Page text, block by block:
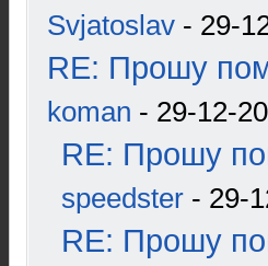
Svjatoslav - 29-
RE: Прошу
koman - 29-12-
RE: Прошу
speedster - 29-
RE: Прошу